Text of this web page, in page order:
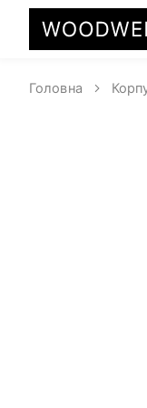
Головна